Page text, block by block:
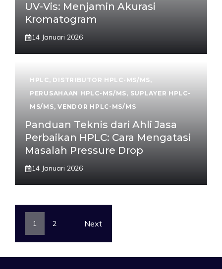
UV-Vis: Menjamin Akurasi
Kromatogram
14 Januari 2026
HPLC, DISTRIBUTOR HPLC-MS/MS,
PERUSAHAAN HPLC-MS/MS, SUPLAYER HPLC-
MS/MS,VENDOR HPLC-MS/MS
Panduan Teknis dari Ahli Jasa
Perbaikan HPLC: Cara Mengatasi
Masalah Pressure Drop
14 Januari 2026
1 2 Next